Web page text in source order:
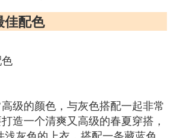
佳配色
级的颜色，与灰色搭配一起非常
造一个清爽又高级的春夏穿搭，